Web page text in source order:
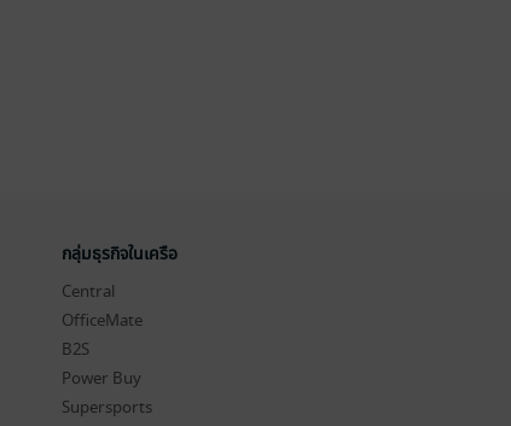
กลุ่มธุรกิจในเครือ
Central
OfficeMate
B2S
Power Buy
Supersports